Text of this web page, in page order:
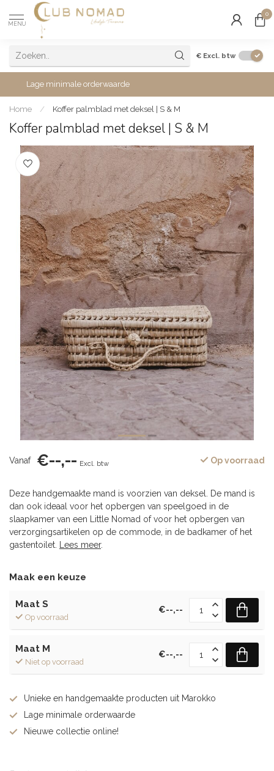
MENU
0
€ Excl. btw
Lage minimale orderwaarde
Home / Koffer palmblad met deksel | S & M
Koffer palmblad met deksel | S & M
Vanaf €--,-- Excl. btw Op voorraad
Deze handgemaakte mand is voorzien van deksel. De mand is
dan ook ideaal voor het opbergen van speelgoed in de
slaapkamer van een Little Nomad of voor het opbergen van
verzorgingsartikelen op de commode, in de badkamer of het
gastentoilet. Lees meer.
Maak een keuze
Maat S
Op voorraad
€--,--
Maat M
Niet op voorraad
€--,--
Unieke en handgemaakte producten uit Marokko
Lage minimale orderwaarde
Nieuwe collectie online!